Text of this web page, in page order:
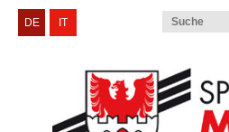
DE
IT
Menü
Sportclub Meran
Kurse & Veranstaltungen